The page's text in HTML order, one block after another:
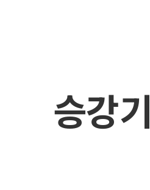
승강